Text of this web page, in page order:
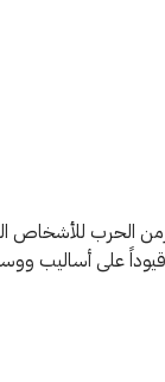
زمن الحرب للأشخاص
على أساليب